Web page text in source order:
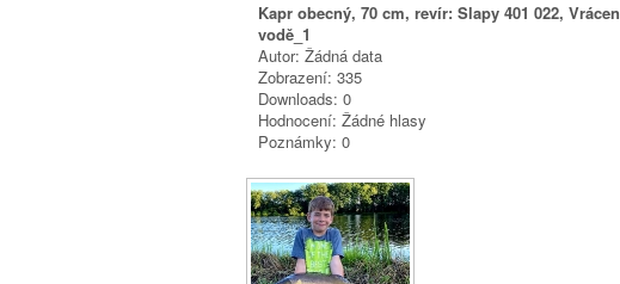
Kapr obecný, 70 cm, revír: Slapy 401 022, Vrácen
vodě_1
Autor: Žádná data
Zobrazení: 335
Downloads: 0
Hodnocení: Žádné hlasy
Poznámky: 0